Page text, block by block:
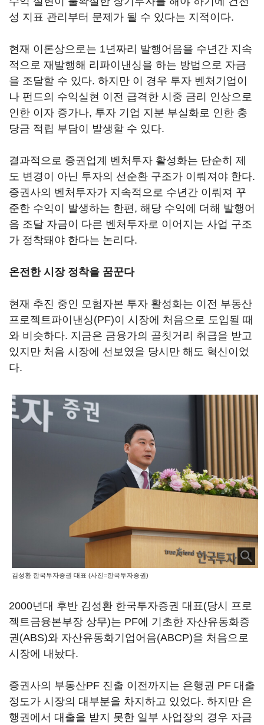
성 지표 관리부터 문제가 될 수 있다는 지적이다.
현재 이론상으로는 1년짜리 발행어음을 수년간 지속
적으로 재발행해 리파이낸싱을 하는 방법으로 자금
을 조달할 수 있다. 하지만 이 경우 투자 벤처기업이
나 펀드의 수익실현 이전 급격한 시중 금리 인상으로
인한 이자 증가나, 투자 기업 지분 부실화로 인한 충
당금 적립 부담이 발생할 수 있다.
결과적으로 증권업계 벤처투자 활성화는 단순히 제
도 변경이 아닌 투자의 선순환 구조가 이뤄져야 한다.
증권사의 벤처투자가 지속적으로 수년간 이뤄져 꾸
준한 수익이 발생하는 한편, 해당 수익에 더해 발행어
음 조달 자금이 다른 벤처투자로 이어지는 사업 구조
가 정착돼야 한다는 논리다.
온전한 시장 정착을 꿈꾼다
현재 추진 중인 모험자본 투자 활성화는 이전 부동산
프로젝트파이낸싱(PF)이 시장에 처음으로 도입될 때
와 비슷하다. 지금은 금융가의 골칫거리 취급을 받고
있지만 처음 시장에 선보였을 당시만 해도 혁신이었
다.
김성환 한국투자증권 대표 (사진=한국투자증권)
2000년대 후반 김성환 한국투자증권 대표(당시 프로
젝트금융본부장 상무)는 PF에 기초한 자산유동화증
권(ABS)와 자산유동화기업어음(ABCP)을 처음으로
시장에 내놨다.
증권사의 부동산PF 진출 이전까지는 은행권 PF 대출
정도가 시장의 대부분을 차지하고 있었다. 하지만 은
행권에서 대출을 받지 못한 일부 사업장의 경우 자금